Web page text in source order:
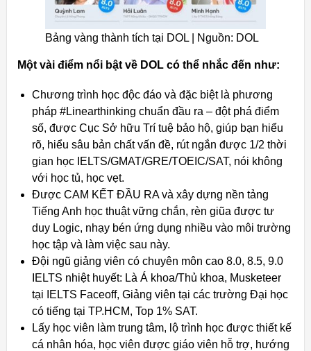
Bảng vàng thành tích tại DOL | Nguồn: DOL
Một vài điểm nổi bật về DOL có thể nhắc đến như:
Chương trình học độc đáo và đặc biệt là phương
pháp #Linearthinking chuẩn đầu ra – đột phá điểm
số, được Cục Sở hữu Trí tuệ bảo hộ, giúp bạn hiểu
rõ, hiểu sâu bản chất vấn đề, rút ngắn được 1/2 thời
gian học IELTS/GMAT/GRE/TOEIC/SAT, nói không
với học tủ, học vẹt.
Được CAM KẾT ĐẦU RA và xây dựng nền tảng
Tiếng Anh học thuật vững chắn, rèn giũa được tư
duy Logic, nhạy bén ứng dụng nhiều vào môi trường
học tập và làm việc sau này.
Đội ngũ giảng viên có chuyên môn cao 8.0, 8.5, 9.0
IELTS nhiệt huyết: Là Á khoa/Thủ khoa, Musketeer
tại IELTS Faceoff, Giảng viên tại các trường Đại học
có tiếng tại TP.HCM, Top 1% SAT.
Lấy học viên làm trung tâm, lộ trình học được thiết kế
cá nhân hóa, học viên được giáo viên hỗ trợ, hướng